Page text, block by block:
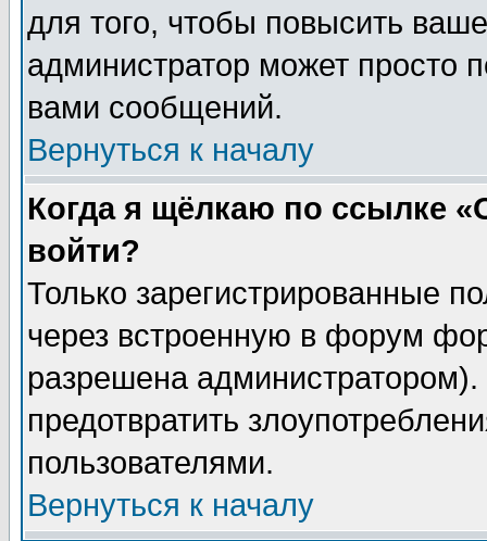
для того, чтобы повысить
администратор может просто
вами сообщений.
Вернуться к началу
Когда я щёлкаю по ссылке
войти?
Только зарегистрированные
через встроенную в форум
разрешена
предотвратить
пользователями.
Вернуться к началу